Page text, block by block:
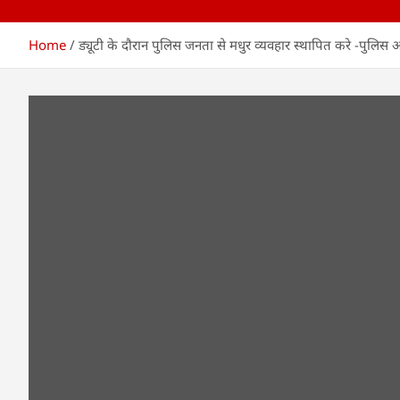
Home ड्यूटी के दौरान पुलिस जनता से मधुर व्यवहार स्थापित करे -पुलिस